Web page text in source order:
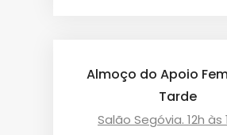
Almoço do Apoio
Tarde
Salão Segóvia. 12h às